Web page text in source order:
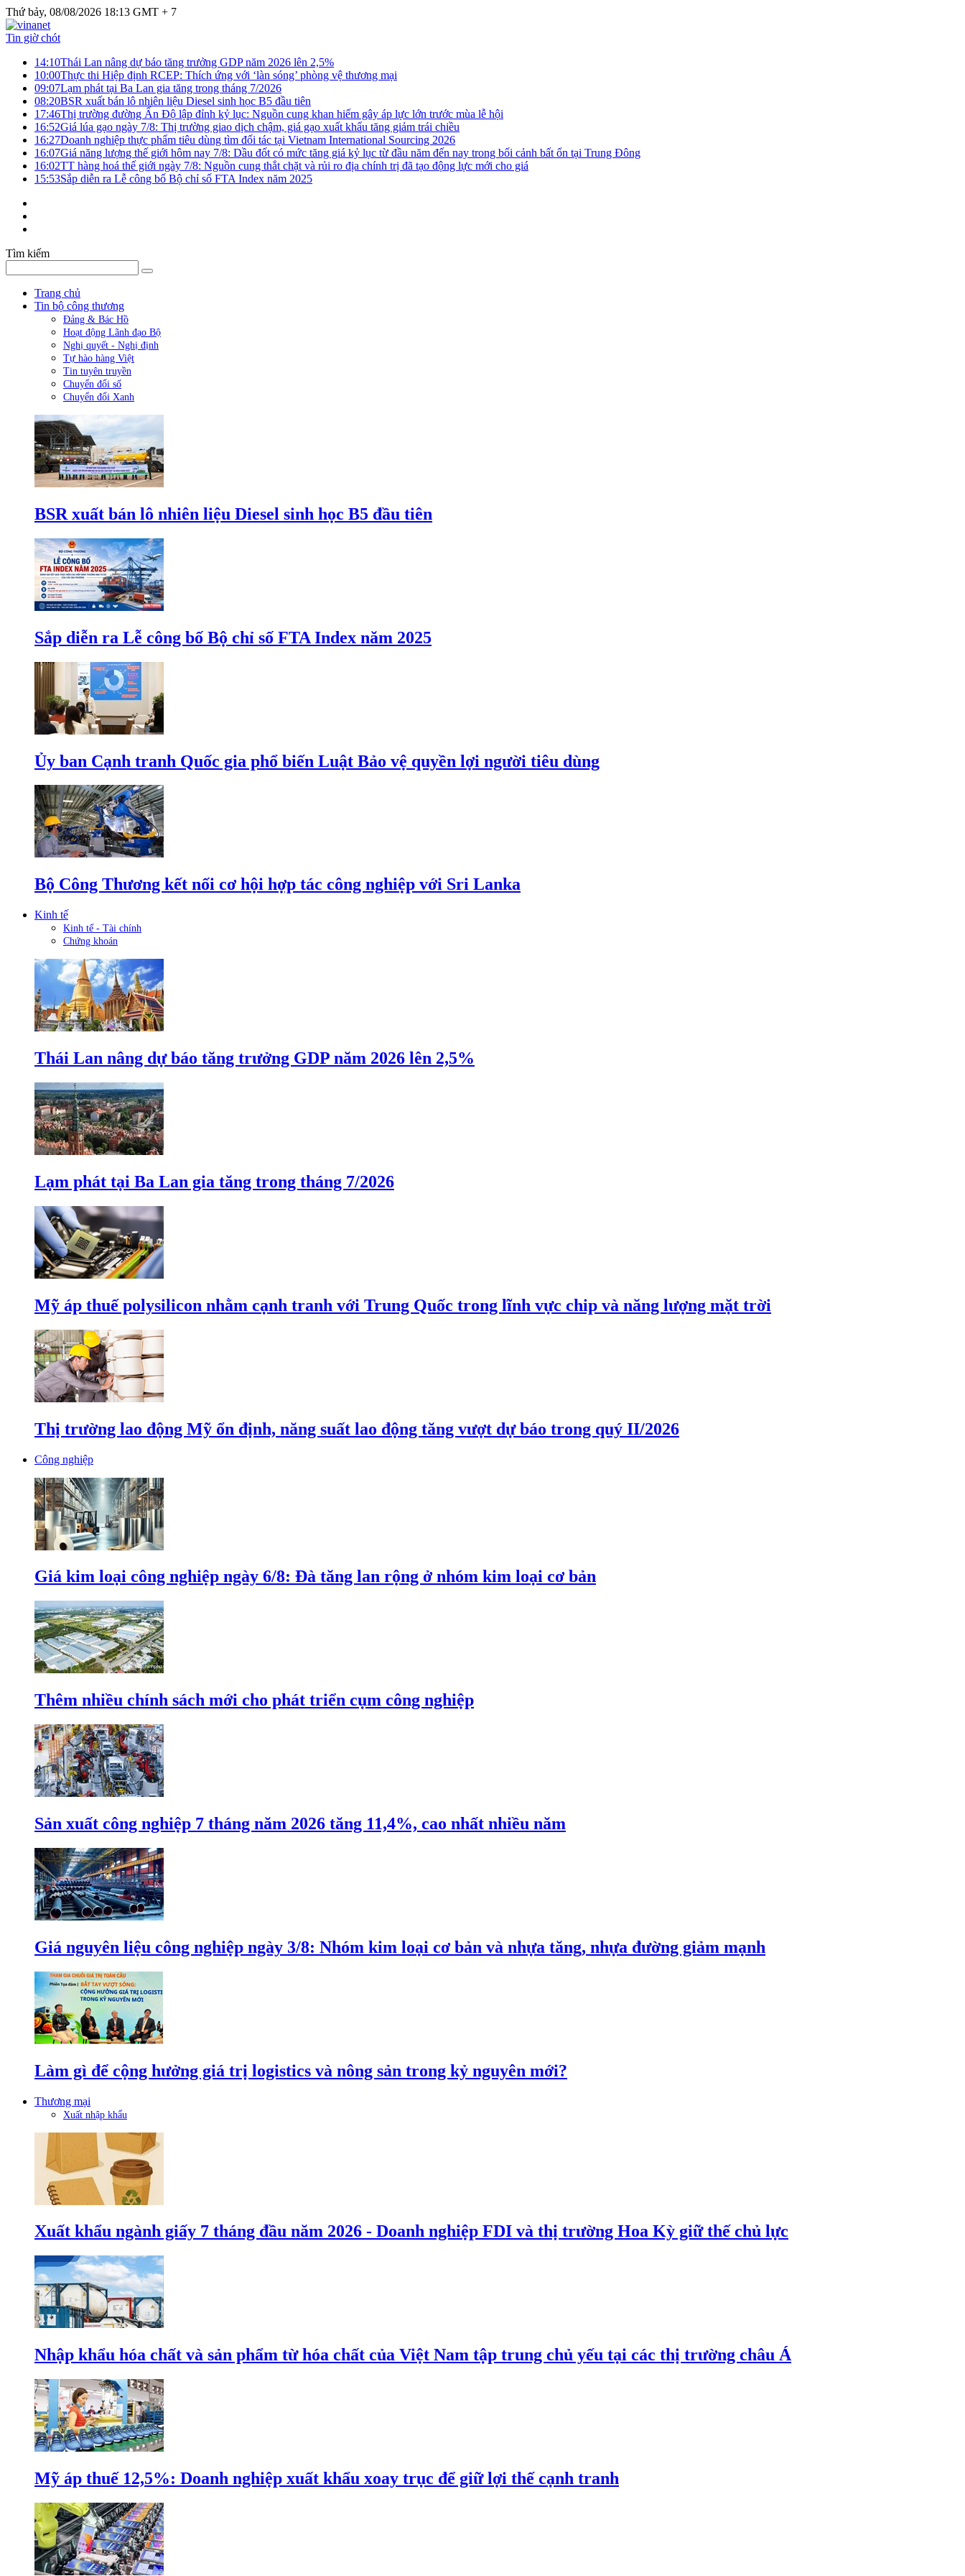
Thứ bảy, 08/08/2026 18:13 GMT + 7
Tin giờ chót
14:10Thái Lan nâng dự báo tăng trưởng GDP năm 2026 lên 2,5%
10:00Thực thi Hiệp định RCEP: Thích ứng với ‘làn sóng’ phòng vệ thương mại
09:07Lạm phát tại Ba Lan gia tăng trong tháng 7/2026
08:20BSR xuất bán lô nhiên liệu Diesel sinh học B5 đầu tiên
17:46Thị trường đường Ấn Độ lập đỉnh kỷ lục: Nguồn cung khan hiếm gây áp lực lớn trước mùa lễ hội
16:52Giá lúa gạo ngày 7/8: Thị trường giao dịch chậm, giá gạo xuất khẩu tăng giảm trái chiều
16:27Doanh nghiệp thực phẩm tiêu dùng tìm đối tác tại Vietnam International Sourcing 2026
16:07Giá năng lượng thế giới hôm nay 7/8: Dầu đốt có mức tăng giá kỷ lục từ đầu năm đến nay trong bối cảnh bất ổn tại Trung Đông
16:02TT hàng hoá thế giới ngày 7/8: Nguồn cung thắt chặt và rủi ro địa chính trị đã tạo động lực mới cho giá
15:53Sắp diễn ra Lễ công bố Bộ chỉ số FTA Index năm 2025
Tìm kiếm
Trang chủ
Tin bộ công thương
Đảng & Bác Hồ
Hoạt động Lãnh đạo Bộ
Nghị quyết - Nghị định
Tự hào hàng Việt
Tin tuyên truyền
Chuyển đổi số
Chuyển đổi Xanh
BSR xuất bán lô nhiên liệu Diesel sinh học B5 đầu tiên
Sắp diễn ra Lễ công bố Bộ chỉ số FTA Index năm 2025
Ủy ban Cạnh tranh Quốc gia phổ biến Luật Bảo vệ quyền lợi người tiêu dùng
Bộ Công Thương kết nối cơ hội hợp tác công nghiệp với Sri Lanka
Kinh tế
Kinh tế - Tài chính
Chứng khoán
Thái Lan nâng dự báo tăng trưởng GDP năm 2026 lên 2,5%
Lạm phát tại Ba Lan gia tăng trong tháng 7/2026
Mỹ áp thuế polysilicon nhằm cạnh tranh với Trung Quốc trong lĩnh vực chip và năng lượng mặt trời
Thị trường lao động Mỹ ổn định, năng suất lao động tăng vượt dự báo trong quý II/2026
Công nghiệp
Giá kim loại công nghiệp ngày 6/8: Đà tăng lan rộng ở nhóm kim loại cơ bản
Thêm nhiều chính sách mới cho phát triển cụm công nghiệp
Sản xuất công nghiệp 7 tháng năm 2026 tăng 11,4%, cao nhất nhiều năm
Giá nguyên liệu công nghiệp ngày 3/8: Nhóm kim loại cơ bản và nhựa tăng, nhựa đường giảm mạnh
Làm gì để cộng hưởng giá trị logistics và nông sản trong kỷ nguyên mới?
Thương mại
Xuất nhập khẩu
Xuất khẩu ngành giấy 7 tháng đầu năm 2026 - Doanh nghiệp FDI và thị trường Hoa Kỳ giữ thế chủ lực
Nhập khẩu hóa chất và sản phẩm từ hóa chất của Việt Nam tập trung chủ yếu tại các thị trường châu Á
Mỹ áp thuế 12,5%: Doanh nghiệp xuất khẩu xoay trục để giữ lợi thế cạnh tranh